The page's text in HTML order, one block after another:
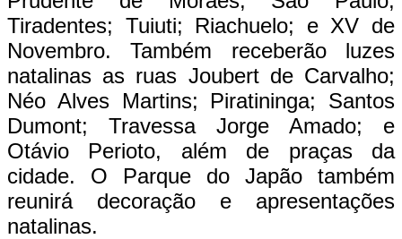
Tiradentes; Tuiuti; Riachuelo; e XV de
Novembro. Também receberão luzes
natalinas as ruas Joubert de Carvalho;
Néo Alves Martins; Piratininga; Santos
Dumont; Travessa Jorge Amado; e
Otávio Perioto, além de praças da
cidade. O Parque do Japão também
reunirá decoração e apresentações
natalinas.